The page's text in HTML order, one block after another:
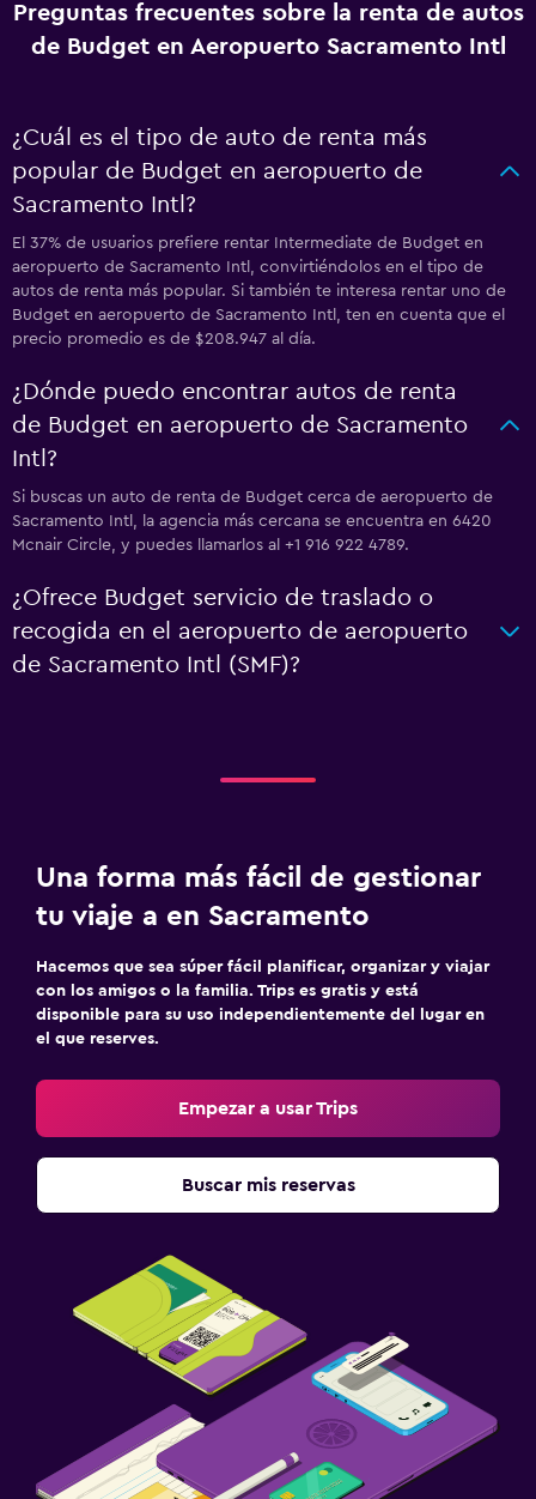
Preguntas frecuentes sobre la renta de autos
de Budget en Aeropuerto Sacramento Intl
¿Cuál es el tipo de auto de renta más
popular de Budget en aeropuerto de
Sacramento Intl?
El 37% de usuarios prefiere rentar Intermediate de Budget en
aeropuerto de Sacramento Intl, convirtiéndolos en el tipo de
autos de renta más popular. Si también te interesa rentar uno de
Budget en aeropuerto de Sacramento Intl, ten en cuenta que el
precio promedio es de $208.947 al día.
¿Dónde puedo encontrar autos de renta
de Budget en aeropuerto de Sacramento
Intl?
Si buscas un auto de renta de Budget cerca de aeropuerto de
Sacramento Intl, la agencia más cercana se encuentra en 6420
Mcnair Circle, y puedes llamarlos al +1 916 922 4789.
¿Ofrece Budget servicio de traslado o
recogida en el aeropuerto de aeropuerto
de Sacramento Intl (SMF)?
Una forma más fácil de gestionar
tu viaje a en Sacramento
Hacemos que sea súper fácil planificar, organizar y viajar
con los amigos o la familia. Trips es gratis y está
disponible para su uso independientemente del lugar en
el que reserves.
Empezar a usar Trips
Buscar mis reservas